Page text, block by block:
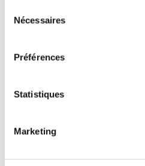
Nécessaires
Préférences
Statistiques
Marketing
Oft gesucht mit